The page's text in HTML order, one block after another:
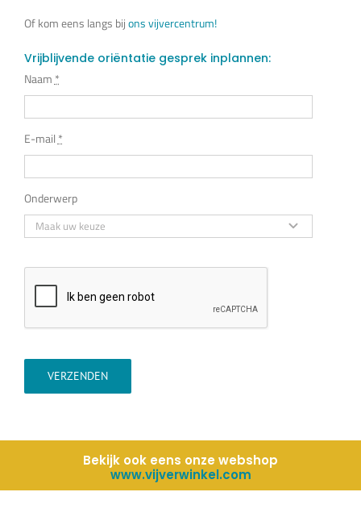
Of kom eens langs bijons vijvercentrum!
Vrijblijvende oriëntatie gesprek inplannen:
Naam *
E-mail *
Onderwerp
VERZENDEN
Bekijk ook eens onze webshop
www.vijverwinkel.com